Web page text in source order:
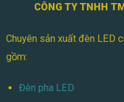
CÔNG TY TNHH
Chuyên sản xuất đèn LED
gồm:
Đèn pha LED